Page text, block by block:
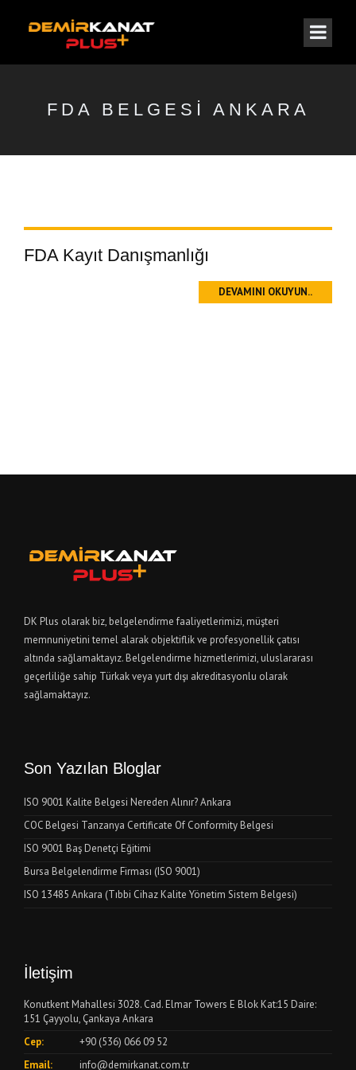
FDA BELGESI ANKARA
FDA Kayıt Danışmanlığı
DEVAMINI OKUYUN..
DK Plus olarak biz, belgelendirme faaliyetlerimizi, müşteri
memnuniyetini temel alarak objektiflik ve profesyonellik çatısı
altında sağlamaktayız. Belgelendirme hizmetlerimizi, uluslararası
geçerliliğe sahip Türkak veya yurt dışı akreditasyonlu olarak
sağlamaktayız.
Son Yazılan Bloglar
ISO 9001 Kalite Belgesi Nereden Alınır? Ankara
COC Belgesi Tanzanya Certificate Of Conformity Belgesi
ISO 9001 Baş Denetçi Eğitimi
Bursa Belgelendirme Firması (ISO 9001)
ISO 13485 Ankara (Tıbbi Cihaz Kalite Yönetim Sistem Belgesi)
İletişim
Konutkent Mahallesi 3028. Cad. Elmar Towers E Blok Kat:15 Daire:
151 Çayyolu, Çankaya Ankara
Cep:
+90 (536) 066 09 52
Email:
info@demirkanat.com.tr